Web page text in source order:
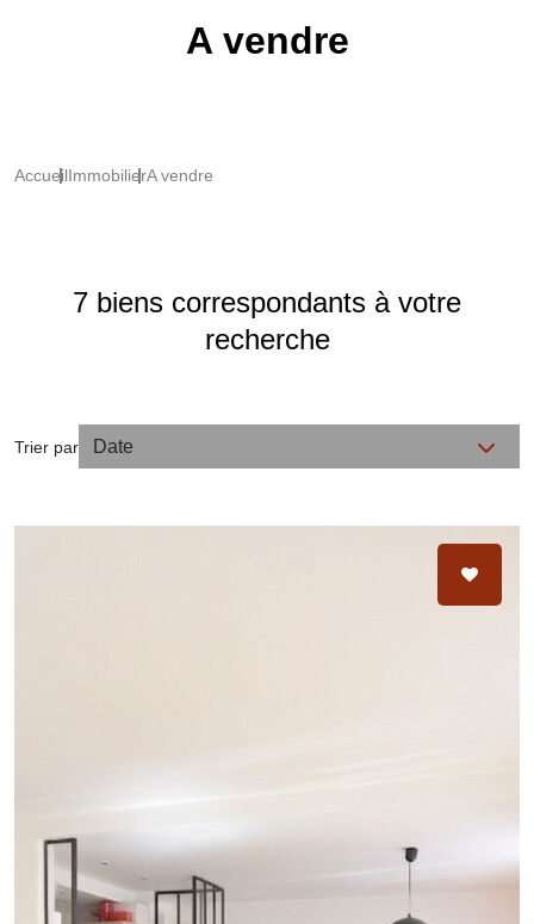
A vendre
AccueilImmobilierA vendre
7 biens correspondants à votre
recherche
Trier par